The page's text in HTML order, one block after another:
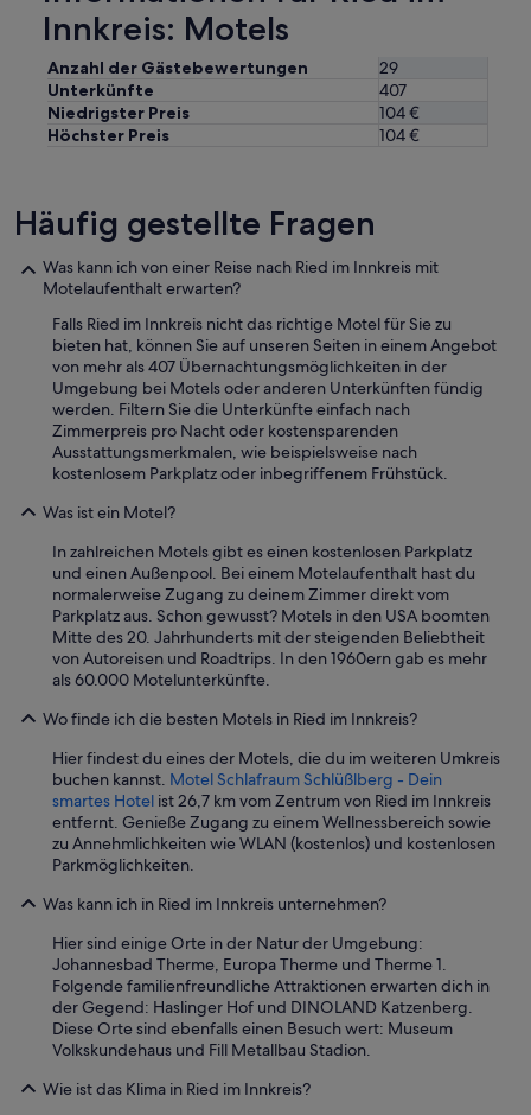
Innkreis: Motels
Anzahl der Gästebewertungen
29
Unterkünfte
407
Niedrigster Preis
104 €
Höchster Preis
104 €
Häufig gestellte Fragen
Was kann ich von einer Reise nach Ried im Innkreis mit
Motelaufenthalt erwarten?
Falls Ried im Innkreis nicht das richtige Motel für Sie zu
bieten hat, können Sie auf unseren Seiten in einem Angebot
von mehr als 407 Übernachtungsmöglichkeiten in der
Umgebung bei Motels oder anderen Unterkünften fündig
werden. Filtern Sie die Unterkünfte einfach nach
Zimmerpreis pro Nacht oder kostensparenden
Ausstattungsmerkmalen, wie beispielsweise nach
kostenlosem Parkplatz oder inbegriffenem Frühstück.
Was ist ein Motel?
In zahlreichen Motels gibt es einen kostenlosen Parkplatz
und einen Außenpool. Bei einem Motelaufenthalt hast du
normalerweise Zugang zu deinem Zimmer direkt vom
Parkplatz aus. Schon gewusst? Motels in den USA boomten
Mitte des 20. Jahrhunderts mit der steigenden Beliebtheit
von Autoreisen und Roadtrips. In den 1960ern gab es mehr
als 60.000 Motelunterkünfte.
Wo finde ich die besten Motels in Ried im Innkreis?
Hier findest du eines der Motels, die du im weiteren Umkreis
buchen kannst. Motel Schlafraum Schlüßlberg - Dein
smartes Hotel ist 26,7 km vom Zentrum von Ried im Innkreis
entfernt. Genieße Zugang zu einem Wellnessbereich sowie
zu Annehmlichkeiten wie WLAN (kostenlos) und kostenlosen
Parkmöglichkeiten.
Was kann ich in Ried im Innkreis unternehmen?
Hier sind einige Orte in der Natur der Umgebung:
Johannesbad Therme, Europa Therme und Therme 1.
Folgende familienfreundliche Attraktionen erwarten dich in
der Gegend: Haslinger Hof und DINOLAND Katzenberg.
Diese Orte sind ebenfalls einen Besuch wert: Museum
Volkskundehaus und Fill Metallbau Stadion.
Wie ist das Klima in Ried im Innkreis?